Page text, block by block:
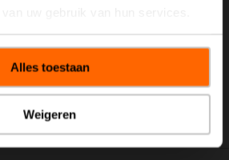
Alles toestaan
Weigeren